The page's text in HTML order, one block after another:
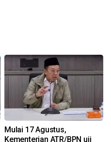
Mulai 17 Agustus,
Kementerian ATR/BPN uji